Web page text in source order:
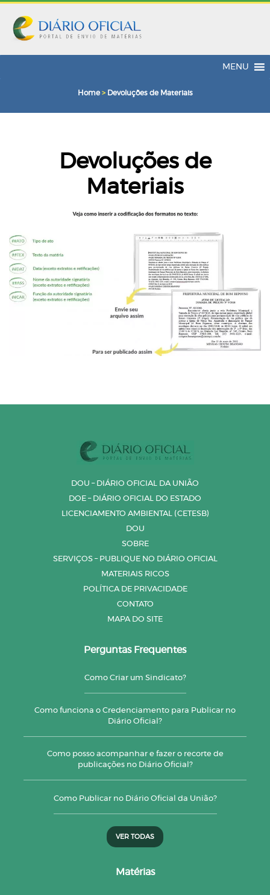
MENU
Home> Devoluções de Materiais
Devoluções de
Materiais
DOU – DIÁRIO OFICIAL DA UNIÃO
DOE – DIÁRIO OFICIAL DO ESTADO
LICENCIAMENTO AMBIENTAL (CETESB)
DOU
SOBRE
SERVIÇOS – PUBLIQUE NO DIÁRIO OFICIAL
MATERIAIS RICOS
POLÍTICA DE PRIVACIDADE
CONTATO
MAPA DO SITE
Perguntas Frequentes
Como Criar um Sindicato?
Como funciona o Credenciamento para Publicar no
Diário Oficial?
Como posso acompanhar e fazer o recorte de
publicações no Diário Oficial?
Como Publicar no Diário Oficial da União?
VER TODAS
Matérias